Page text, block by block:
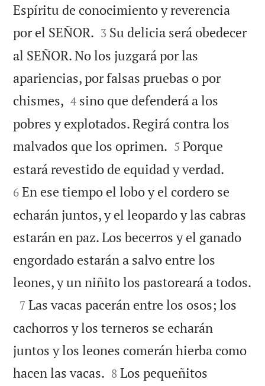
Espíritu de conocimiento y reverencia
por el SEÑOR. 

3 Su delicia será obedecer
al SEÑOR. No los juzgará por las
apariencias, por falsas pruebas o por
chismes, 

4 sino que defenderá a los
pobres y explotados. Regirá contra los
malvados que los oprimen. 

5 Porque
estará revestido de equidad y verdad.
6 En ese tiempo el lobo y el cordero se
echarán juntos, y el leopardo y las cabras
estarán en paz. Los becerros y el ganado
engordado estarán a salvo entre los
leones, y un niñito los pastoreará a todos.

7 Las vacas pacerán entre los osos; los
cachorros y los terneros se echarán
juntos y los leones comerán hierba como
hacen las vacas. 

8 Los pequeñitos